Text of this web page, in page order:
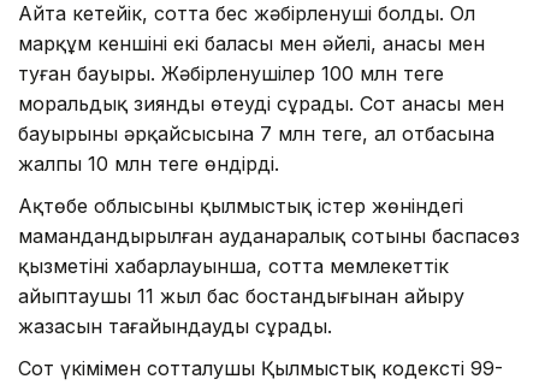
Айта кетейік, сотта бес жәбірленуші болды. Ол
марқұм кеншінің екі баласы мен әйелі, анасы мен
туған бауыры. Жәбірленушілер 100 млн теңге
моральдық зиянды өтеуді сұрады. Сот анасы мен
бауырының әрқайсысына 7 млн теңге, ал отбасына
жалпы 10 млн теңге өндірді.
Ақтөбе облысының қылмыстық істер жөніндегі
мамандандырылған ауданаралық сотының баспасөз
қызметінің хабарлауынша, сотта мемлекеттік
айыптаушы 11 жыл бас бостандығынан айыру
жазасын тағайындауды сұрады.
Сот үкімімен сотталушы Қылмыстық кодекстің 99-